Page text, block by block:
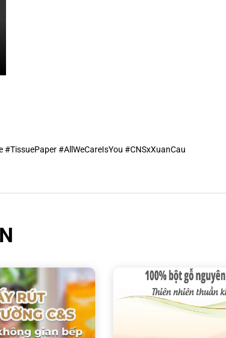
#TissuePaper#AllWeCareIsYou #CNSxXuanCau